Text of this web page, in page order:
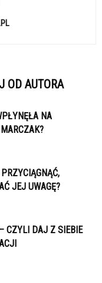
OD AUTORA
NA
JEJ UWAGĘ?
CZYLI DAJ Z SIEBIE